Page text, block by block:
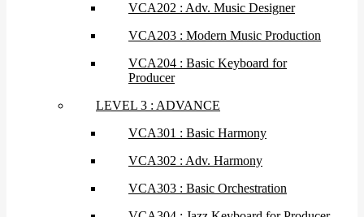
VCA202 : Adv. Music Designer
VCA203 : Modern Music Production
VCA204 : Basic Keyboard for
Producer
LEVEL 3 : ADVANCE
VCA301 : Basic Harmony
VCA302 : Adv. Harmony
VCA303 : Basic Orchestration